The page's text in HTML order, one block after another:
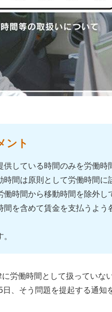
ント
供している時間のみを労働時
間は原則として労働時間に
時間から移動時間を除外し
を含めて賃金を支払うよう
労働時間として扱っていな
、そう問題を提起する通知